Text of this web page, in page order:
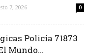
7, 2026 0
Policía 71873
Mundo...